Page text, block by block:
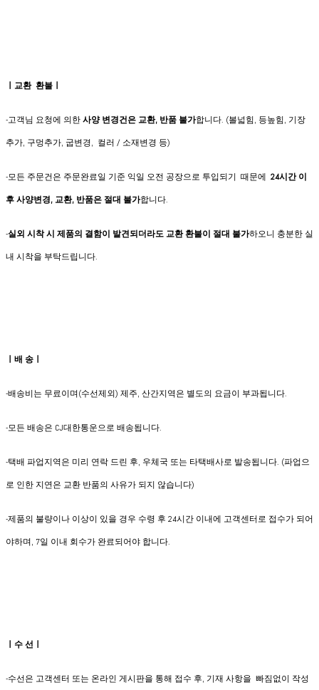
ㅣ교환 환불ㅣ
-고객님 요청에 의한사양 변경건은 교환, 반품 불가합니다. (볼넓힘, 등높힘, 기장
추가, 구멍추가, 굽변경, 컬러 / 소재변경 등)
-모든 주문건은 주문완료일 기준 익일 오전 공장으로 투입되기 때문에 24시간 이
후 사양변경, 교환, 반품은 절대 불가합니다.
-실외 시착 시 제품의 결함이 발견되더라도 교환 환불이 절대 불가하오니 충분한 실
내 시착을 부탁드립니다.
ㅣ배 송ㅣ
-배송비는 무료이며(수선제외) 제주, 산간지역은 별도의 요금이 부과됩니다.
​-모든 배송은 CJ대한통운으로 배송됩니다.
-택배 파업지역은 미리 연락 드린 후, 우체국 또는 타택배사로 발송됩니다. (파업으
로 인한 지연은 교환 반품의 사유가 되지 않습니다)
-제품의 불량이나 이상이 있을 경우 수령 후 24시간 이내에 고객센터로 접수가 되어
야하며, 7일 이내 회수가 완료되어야 합니다.
ㅣ수 선ㅣ
-수선은 고객센터 또는 온라인 게시판을 통해 접수 후, 기재 사항을 빠짐없이 작성